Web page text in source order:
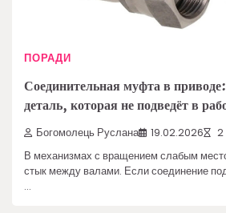
ПОРАДИ
Соединительная муфта в
деталь, которая не подведёт в
Богомолець Руслана 19.02.2026 2
В механизмах с вращением слабым
стык между валами. Если соединение
…